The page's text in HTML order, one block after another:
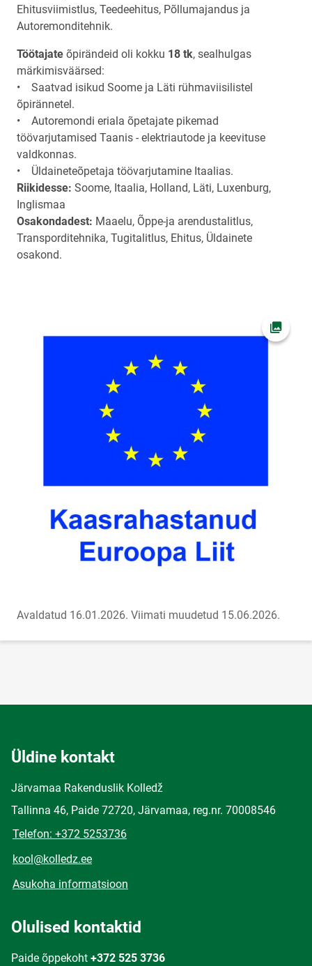
Ehitusviimistlus, Teedeehitus, Põllumajandus ja
Autoremonditehnik.
Töötajate õpirändeid oli kokku 18 tk, sealhulgas
märkimisväärsed:
• Saatvad isikud Soome ja Läti rühmaviisilistel
õpirännetel.
• Autoremondi eriala õpetajate pikemad
töövarjutamised Taanis - elektriautode ja keevituse
valdkonnas.
• Üldaineteõpetaja töövarjutamine Itaalias.
Riikidesse: Soome, Itaalia, Holland, Läti, Luxenburg,
Inglismaa
Osakondadest: Maaelu, Õppe-ja arendustalitlus,
Transporditehnika, Tugitalitlus, Ehitus, Üldainete
osakond.
Ava
Avaldatud 16.01.2026. Viimati muudetud 15.06.2026.
Üldine kontakt
Järvamaa Rakenduslik Kolledž
Tallinna 46, Paide 72720, Järvamaa, reg.nr. 70008546
Telefon: +372 5253736
kool@kolledz.ee
Asukoha informatsioon
Olulised kontaktid
Paide õppekoht +372 525 3736